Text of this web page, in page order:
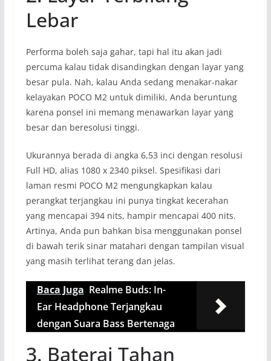
Lebar
Performa boleh saja gahar, tapi hal itu akan jadi
percuma kalau tidak disandingkan dengan layar yang
besar pula. Nah, kalau Anda sedang menakar-nakar
kelayakan POCO M2 untuk dimiliki, Anda beruntung
karena ponsel ini memang menawarkan layar yang
besar dan beresolusi tinggi.
Ukurannya berada di angka 6,53 inci dengan resolusi
Full HD, alias 1080 x 2340 piksel. Spesifikasi dari
laman resmi POCO M2 mengungkapkan kalau
perangkat terjangkau ini punya tingkat kecerahan
yang mencapai 394 nits, hampir mencapai 400 nits.
Artinya, Anda pun bahkan bisa menggunakan ponsel
di bawah terik sinar matahari dengan tampilan visual
yang masih terlihat terang dan jelas.
Baca Juga Realme Buds: In-
Ear Headphone Terjangkau
dengan Suara Bass Bertenaga
3. Baterai Tahan